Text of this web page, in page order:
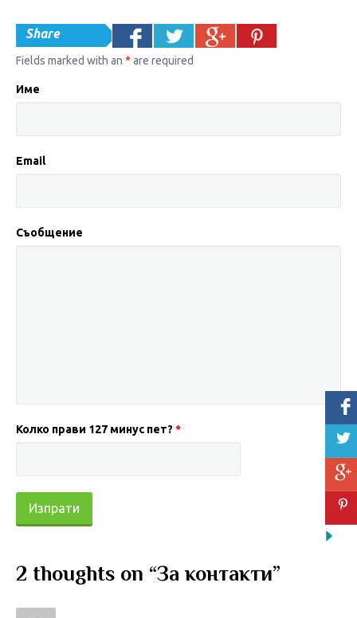
Share
Fields marked with an * are required
Име
Email
Съобщение
Колко прави 127 минус пет? *
2 thoughts on “За контакти”